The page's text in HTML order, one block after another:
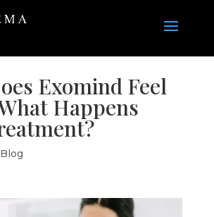
Exomind Feel
Happens
Blog